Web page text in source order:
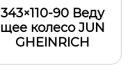
343×110-90 Веду
щее колесо JUN
GHEINRICH